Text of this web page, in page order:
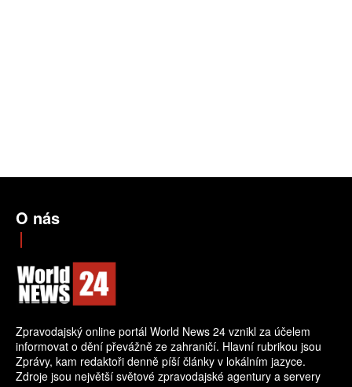
O nás
Zpravodajský online portál World News 24 vznikl za účelem
informovat o dění převážně ze zahraničí. Hlavní rubrikou jsou
Zprávy, kam redaktoři denně píší články v lokálním jazyce.
Zdroje jsou největší světové zpravodajské agentury a servery